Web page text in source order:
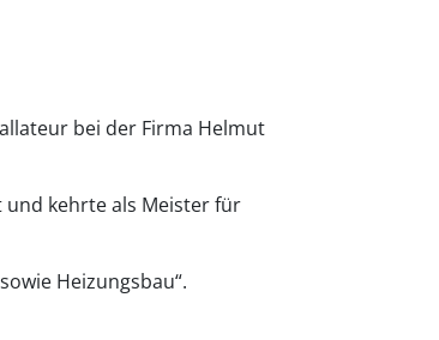
bei der Firma Helmut
und kehrte als Meister für
Heizungsbau“.